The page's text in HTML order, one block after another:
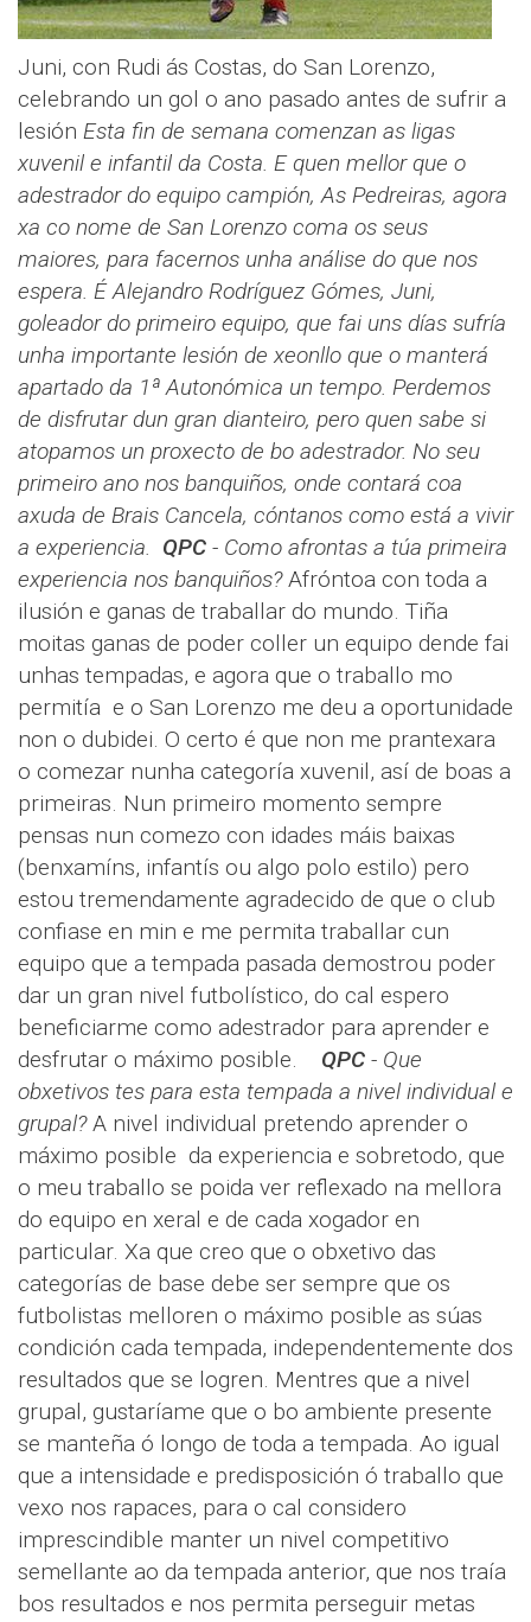
Juni, con Rudi ás Costas, do San Lorenzo,
celebrando un gol o ano pasado antes de sufrir a
lesión Esta fin de semana comenzan as ligas
xuvenil e infantil da Costa. E quen mellor que o
adestrador do equipo campión, As Pedreiras, agora
xa co nome de San Lorenzo coma os seus
maiores, para facernos unha análise do que nos
espera. É Alejandro Rodríguez Gómes, Juni,
goleador do primeiro equipo, que fai uns días sufría
unha importante lesión de xeonllo que o manterá
apartado da 1ª Autonómica un tempo. Perdemos
de disfrutar dun gran dianteiro, pero quen sabe si
atopamos un proxecto de bo adestrador. No seu
primeiro ano nos banquiños, onde contará coa
axuda de Brais Cancela, cóntanos como está a vivir
a experiencia. QPC - Como afrontas a túa primeira
experiencia nos banquiños?Afróntoa con toda a
ilusión e ganas de traballar do mundo. Tiña
moitas ganas de poder coller un equipo dende fai
unhas tempadas, e agora que o traballo mo
permitía e o San Lorenzo me deu a oportunidade
non o dubidei. O certo é que non me prantexara
o comezar nunha categoría xuvenil, así de boas a
primeiras. Nun primeiro momento sempre
pensas nun comezo con idades máis baixas
(benxamíns, infantís ou algo polo estilo) pero
estou tremendamente agradecido de que o club
confiase en min e me permita traballar cun
equipo que a tempada pasada demostrou poder
dar un gran nivel futbolístico, do cal espero
beneficiarme como adestrador para aprender e
desfrutar o máximo posible.
QPC - Que
obxetivos tes para esta tempada a nivel individual e
grupal?A nivel individual pretendo aprender o
máximo posible da experiencia e sobretodo, que
o meu traballo se poida ver reflexado na mellora
do equipo en xeral e de cada xogador en
particular. Xa que creo que o obxetivo das
categorías de base debe ser sempre que os
futbolistas melloren o máximo posible as súas
condición cada tempada, independentemente dos
resultados que se logren. Mentres que a nivel
grupal, gustaríame que o bo ambiente presente
se manteña ó longo de toda a tempada. Ao igual
que a intensidade e predisposición ó traballo que
vexo nos rapaces, para o cal considero
imprescindible manter un nivel competitivo
semellante ao da tempada anterior, que nos traía
bos resultados e nos permita perseguir metas